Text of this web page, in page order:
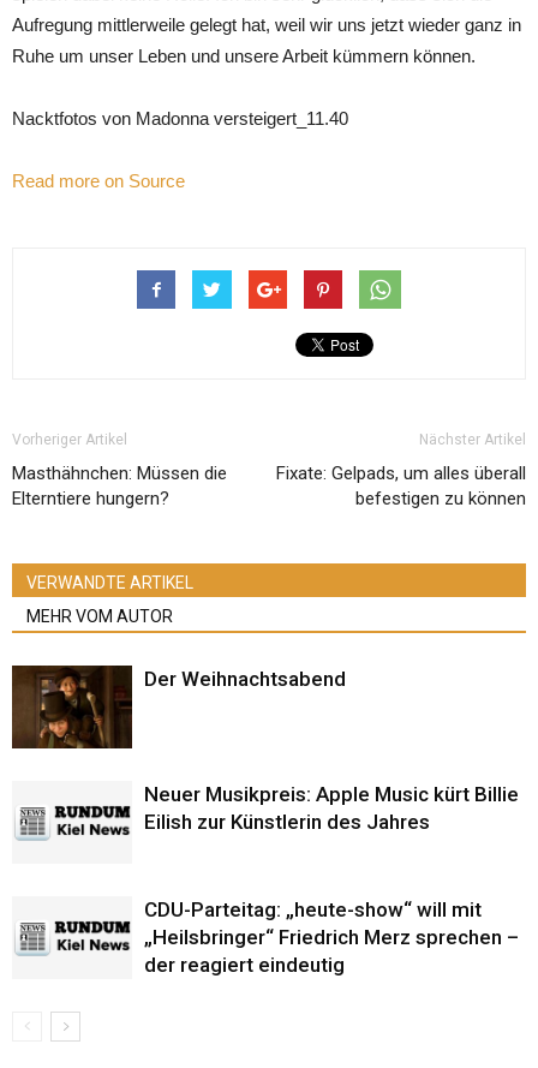
Aufregung mittlerweile gelegt hat, weil wir uns jetzt wieder ganz in
Ruhe um unser Leben und unsere Arbeit kümmern können.
Nacktfotos von Madonna versteigert_11.40
Read more on Source
Vorheriger Artikel
Masthähnchen: Müssen die
Elterntiere hungern?
Nächster Artikel
Fixate: Gelpads, um alles überall
befestigen zu können
VERWANDTE ARTIKEL
MEHR VOM AUTOR
Der Weihnachtsabend
Neuer Musikpreis: Apple Music kürt Billie
Eilish zur Künstlerin des Jahres
CDU-Parteitag: „heute-show“ will mit
„Heilsbringer“ Friedrich Merz sprechen –
der reagiert eindeutig